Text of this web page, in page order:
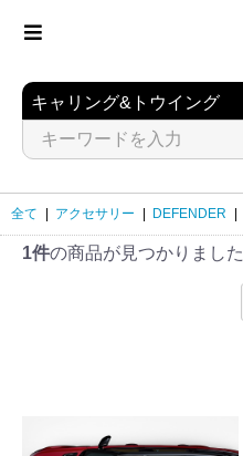
全て | アクセサリー | DEFENDER |
1件の商品が見つかりました